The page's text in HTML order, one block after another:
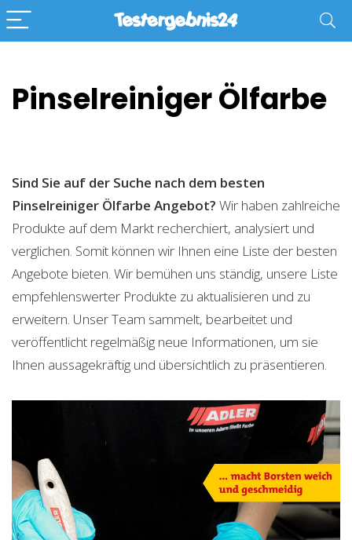
Pinselreiniger Ölfarbe
Sind Sie auf der Suche nach dem besten
Pinselreiniger Ölfarbe Angebot? Wir haben zahlreiche
Produkte auf dem Markt recherchiert, analysiert und
verglichen. Somit können wir Ihnen eine Liste der besten
Angebote bieten. Wir bemühen uns ständig, unsere Liste
empfehlenswerter Produkte zu aktualisieren und zu
erweitern. Unser Team sammelt, bearbeitet und
veröffentlicht regelmäßig neue Informationen, um sie
Ihnen aussagekräftig und übersichtlich zu präsentieren.